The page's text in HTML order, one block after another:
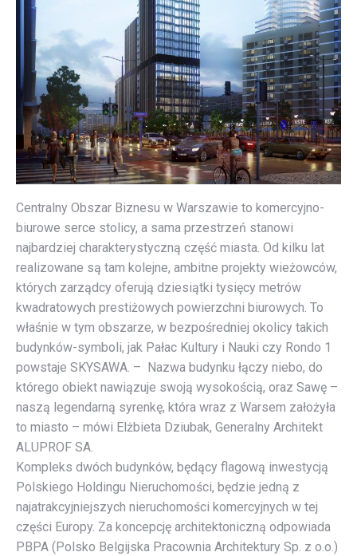
Centralny Obszar Biznesu w Warszawie to komercyjno-
biurowe serce stolicy, a sama przestrzeń stanowi
najbardziej charakterystyczną część miasta. Od kilku lat
realizowane są tam kolejne, ambitne projekty wieżowców,
których zarządcy oferują dziesiątki tysięcy metrów
kwadratowych prestiżowych powierzchni biurowych. To
właśnie w tym obszarze, w bezpośredniej okolicy takich
budynków-symboli, jak Pałac Kultury i Nauki czy Rondo 1
powstaje SKYSAWA. – Nazwa budynku łączy niebo, do
którego obiekt nawiązuje swoją wysokością, oraz Sawę –
naszą legendarną syrenkę, która wraz z Warsem założyła
to miasto – mówi Elżbieta Dziubak, Generalny Architekt
ALUPROF SA.
Kompleks dwóch budynków, będący flagową inwestycją
Polskiego Holdingu Nieruchomości, będzie jedną z
najatrakcyjniejszych nieruchomości komercyjnych w tej
części Europy. Za koncepcję architektoniczną odpowiada
PBPA (Polsko Belgijska Pracownia Architektury Sp. z o.o.)